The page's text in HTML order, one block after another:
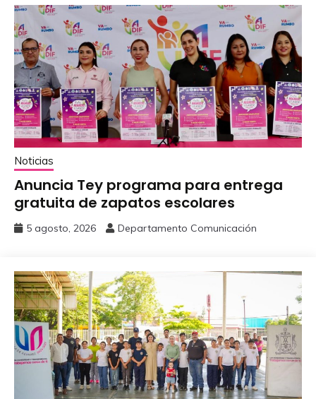
Noticias
Anuncia Tey programa para entrega
gratuita de zapatos escolares
5 agosto, 2026 Departamento Comunicación